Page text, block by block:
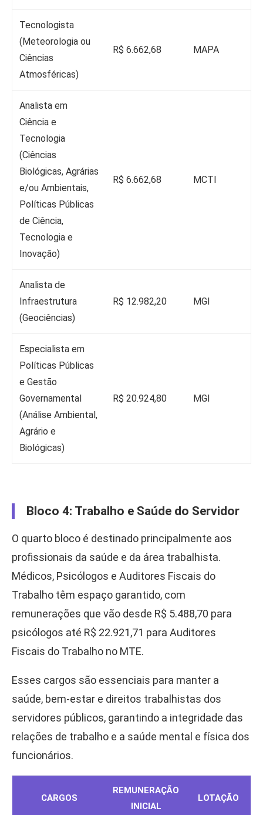
Tecnologista
(Meteorologia ou
Ciências
Atmosféricas)
R$ 6.662,68 MAPA
Analista em
Ciência e
Tecnologia
(Ciências
Biológicas, Agrárias
e/ou Ambientais,
Políticas Públicas
de Ciência,
Tecnologia e
Inovação)
R$ 6.662,68 MCTI
Analista de
Infraestrutura
(Geociências)
R$ 12.982,20 MGI
Especialista em
Políticas Públicas
e Gestão
Governamental
(Análise Ambiental,
Agrário e
Biológicas)
R$ 20.924,80 MGI
Bloco 4: Trabalho e Saúde do Servidor
O quarto bloco é destinado principalmente aos
profissionais da saúde e da área trabalhista.
Médicos, Psicólogos e Auditores Fiscais do
Trabalho têm espaço garantido, com
remunerações que vão desde R$ 5.488,70 para
psicólogos até R$ 22.921,71 para Auditores
Fiscais do Trabalho no MTE.
Esses cargos são essenciais para manter a
saúde, bem-estar e direitos trabalhistas dos
servidores públicos, garantindo a integridade das
relações de trabalho e a saúde mental e física dos
funcionários.
CARGOS
REMUNERAÇÃO
INICIAL
LOTAÇÃO